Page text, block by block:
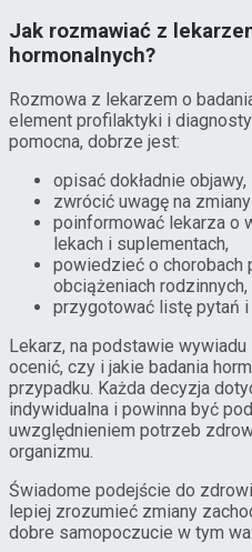
Jak rozmawiać z
hormonalnych?
Rozmowa z lekarzem o
element profilaktyki i
pomocna, dobrze jest:
opisać dokładnie
zwrócić uwagę na
poinformować lekarza o
lekach i suplementach,
powiedzieć o chorobach
obciążeniach rodzinnych,
przygotować listę pytań
Lekarz, na podstawie
ocenić, czy i jakie badania
przypadku. Każda decyzja
indywidualna i powinna być
uwzględnieniem potrzeb
organizmu.
Świadome podejście do
lepiej zrozumieć zmiany
dobre samopoczucie w tym